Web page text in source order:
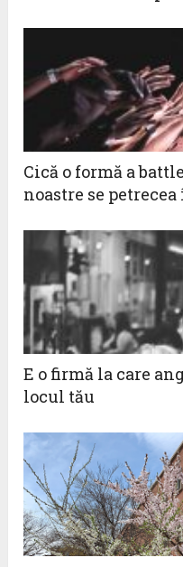
Cică o formă a
noastre se
E o firmă la care
locul tău